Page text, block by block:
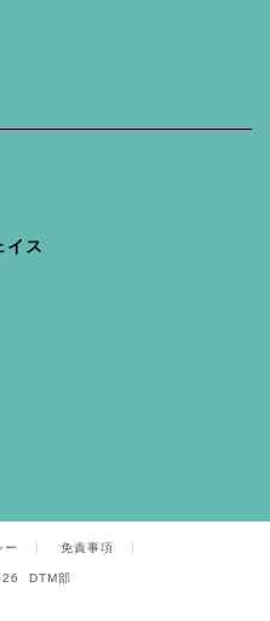
イス
ー 免責事項
DTM部